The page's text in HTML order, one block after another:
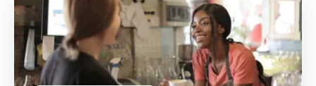
Internet